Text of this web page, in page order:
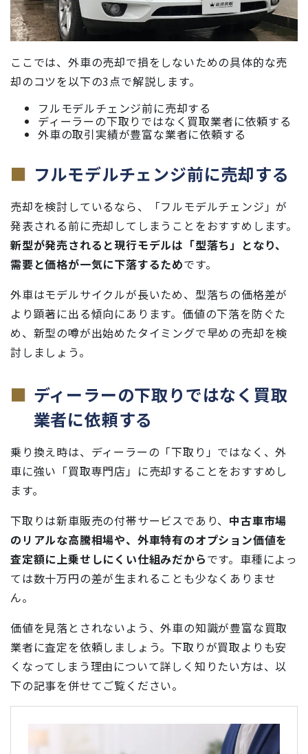
ここでは、外車の売却で損をしないための具体的な売
却のコツを以下の3点で解説します。
フルモデルチェンジ前に売却する
ディーラーの下取りではなく買取業者に依頼する
外車の取引実績が豊富な業者に依頼する
フルモデルチェンジ前に売却する
売却を検討しているなら、「フルモデルチェンジ」が
発表される前に売却してしまうことをおすすめします。
新型が発売されると現行モデルは「型落ち」となり、
需要と価格が一気に下落するためです。
外車はモデルサイクルが長いため、型落ちの価格差が
より顕著に出る傾向にあります。価値の下落を防ぐた
め、新型の噂が出始めたタイミングで早めの売却を検
討しましょう。
ディーラーの下取りではなく買取
業者に依頼する
乗り換え時は、ディーラーの「下取り」ではなく、外
車に強い「買取専門店」に売却することをおすすめし
ます。
下取りは新車販売の付帯サービスであり、 中古車市場
のリアルな高騰相場や、外車特有のオプション価値を
査定額に上乗せしにくい仕組みだからです。車種によっ
ては数十万円の差が生まれることも少なくありませ
ん。
価値を見落とされないよう、外車の知識が豊富な買取
業者に査定を依頼しましょう。下取りが買取よりも安
くなってしまう理由について詳しく知りたい方は、以
下の記事を併せてご覧ください。